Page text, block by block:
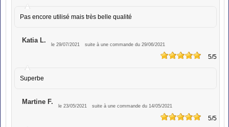
Pas encore utilisé mais très belle qualité
Katia L.
le 29/07/2021 suite à une commande du 29/06/2021
5/5
Superbe
Martine F.
le 23/05/2021 suite à une commande du 14/05/2021
5/5